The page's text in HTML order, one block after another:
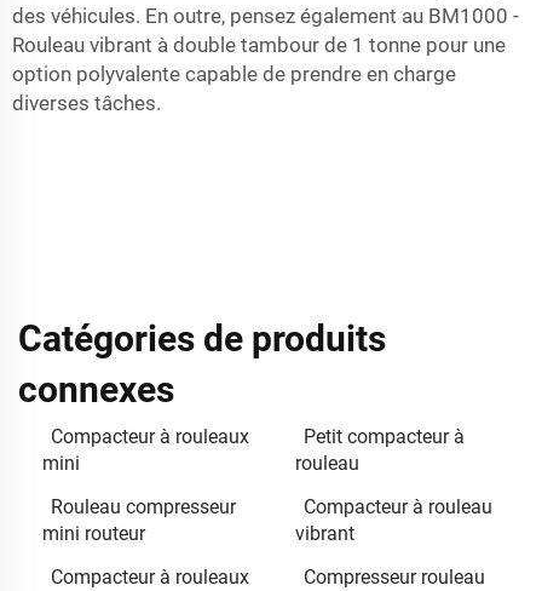
des véhicules. En outre, pensez également au BM1000 -
Rouleau vibrant à double tambour de 1 tonne pour une
option polyvalente capable de prendre en charge
diverses tâches.
Catégories de produits
connexes
Compacteur à rouleaux
mini
Petit compacteur à
rouleau
Rouleau compresseur
mini routeur
Compacteur à rouleau
vibrant
Compacteur à rouleaux
Compresseur rouleau